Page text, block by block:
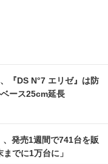
『DS N°7 エリゼ』は防
ース25cm延長
発売1週間で741台を販
でに1万台に」